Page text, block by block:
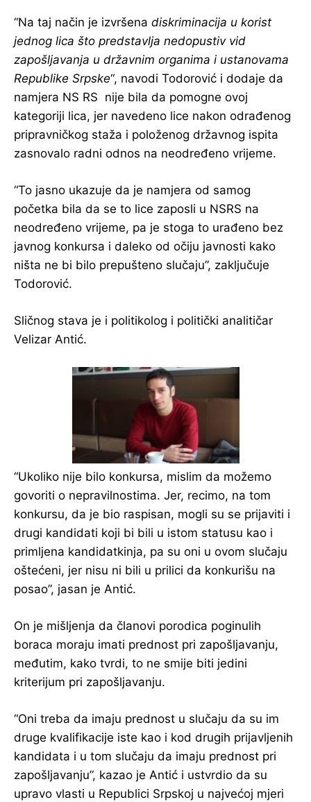
“Na taj način je izvršena diskriminacija u korist
jednog lica što predstavlja nedopustiv vid
zapošljavanja u državnim organima i ustanovama
Republike Srpske“, navodi Todorović i dodaje da
namjera NS RS nije bila da pomogne ovoj
kategoriji lica, jer navedeno lice nakon odrađenog
pripravničkog staža i položenog državnog ispita
zasnovalo radni odnos na neodređeno vrijeme.
“To jasno ukazuje da je namjera od samog
početka bila da se to lice zaposli u NSRS na
neodređeno vrijeme, pa je stoga to urađeno bez
javnog konkursa i daleko od očiju javnosti kako
ništa ne bi bilo prepušteno slučaju”, zaključuje
Todorović.
Sličnog stava je i politikolog i politički analitičar
Velizar Antić.
“Ukoliko nije bilo konkursa, mislim da možemo
govoriti o nepravilnostima. Jer, recimo, na tom
konkursu, da je bio raspisan, mogli su se prijaviti i
drugi kandidati koji bi bili u istom statusu kao i
primljena kandidatkinja, pa su oni u ovom slučaju
oštećeni, jer nisu ni bili u prilici da konkurišu na
posao”, jasan je Antić.
On je mišljenja da članovi porodica poginulih
boraca moraju imati prednost pri zapošljavanju,
međutim, kako tvrdi, to ne smije biti jedini
kriterijum pri zapošljavanju.
“Oni treba da imaju prednost u slučaju da su im
druge kvalifikacije iste kao i kod drugih prijavljenih
kandidata i u tom slučaju da imaju prednost pri
zapošljavanju”, kazao je Antić i ustvrdio da su
upravo vlasti u Republici Srpskoj u najvećoj mjeri